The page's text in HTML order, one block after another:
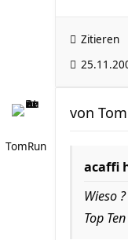
Zitieren
TomRun
von
acaffi
Wieso
Top Ten